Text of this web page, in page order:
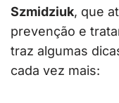
Szmidziuk, que
prevenção e
traz algumas
cada vez mais: